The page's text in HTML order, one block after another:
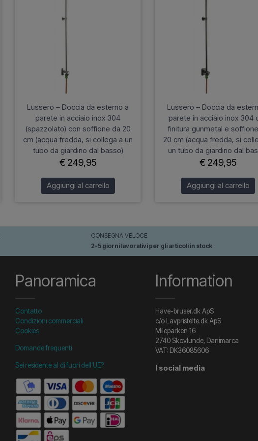
Lussero – Doccia da esterno a
parete in acciaio inox 304
(spazzolato) con soffione da 20
cm (acqua fredda, si collega a un
tubo da giardino dal basso)
€ 249,95
Aggiungi al carrello
Lussero – Doccia da
parete in acciaio inox 304
finitura gunmetal e
20 cm (acqua fredda, si
un tubo da giardino dal
€ 249,95
Aggiungi al carrello
CONSEGNA VELOCE
2-5 giorni lavorativi per gli articoli in stock
Panoramica
Contatto
Condizioni commerciali
Cookies
Domande frequenti
Sei residente al di fuori dell'UE?
Information
Have-bruser.dk ApS
c/o Lavpristelte.dk ApS
Mileparken 16
2740 Skovlunde, Danimarca
VAT: DK36085606
I social media